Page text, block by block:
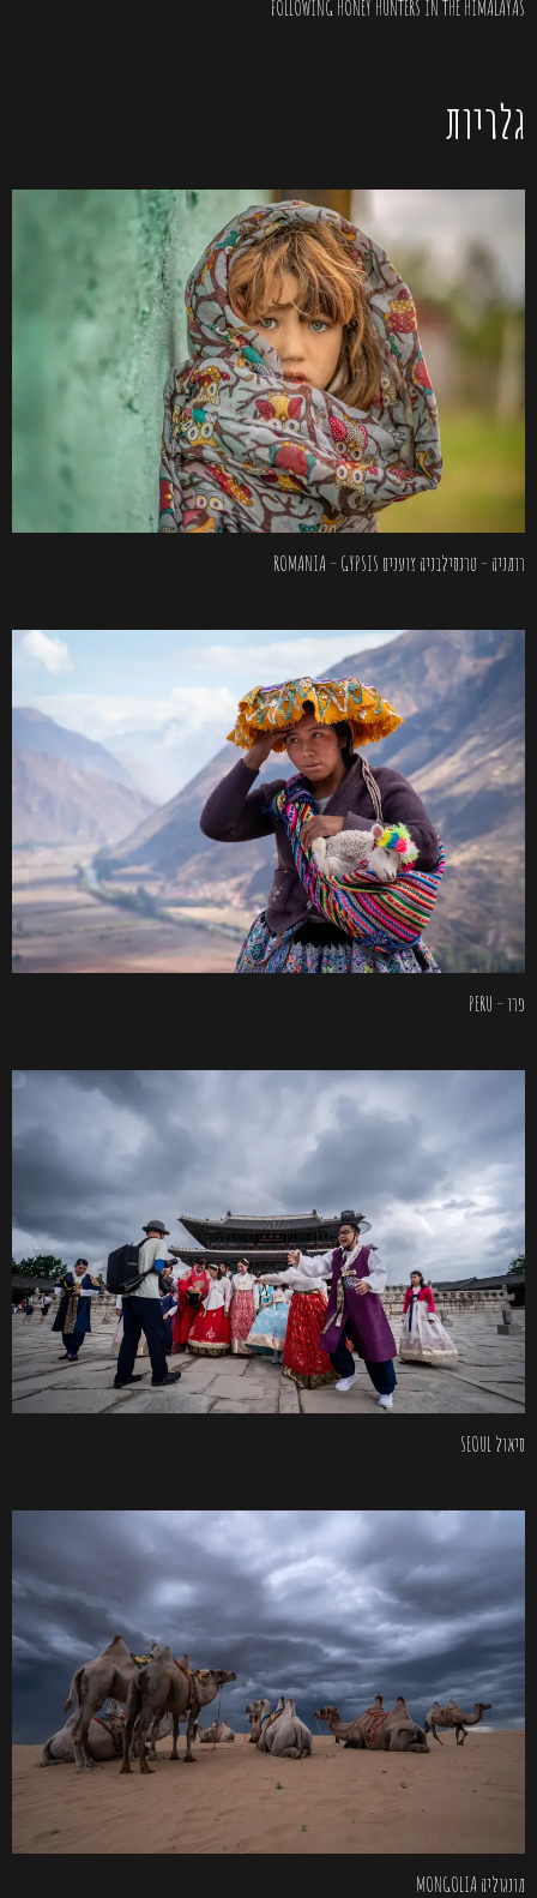
FOLLOWING HONEY HUNTERS IN THE HIMALAYAS
גלריות
רומניה – טרנסילבניה צוענים ROMANIA – GYPSIS
פרו – PERU
סיאול SEOUL
מונגוליה MONGOLIA